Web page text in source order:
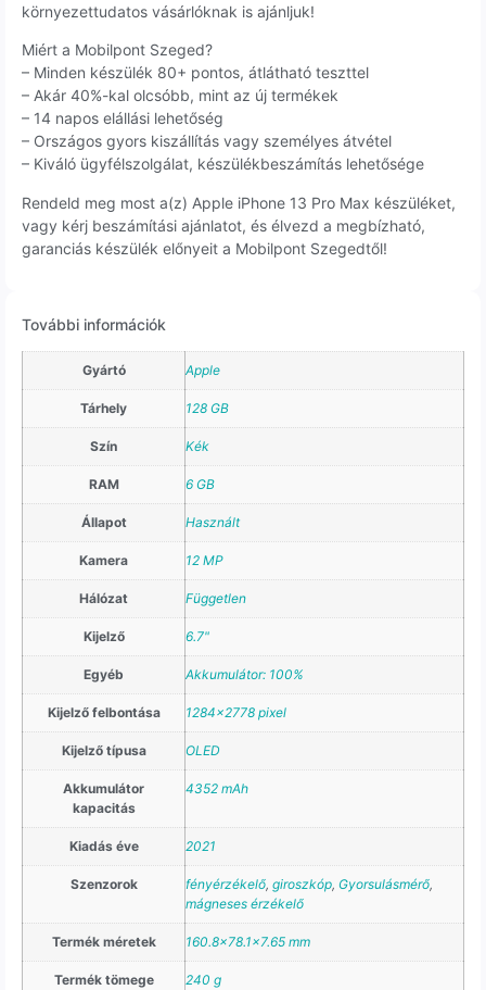
környezettudatos vásárlóknak is ajánljuk!
Miért a Mobilpont Szeged?
– Minden készülék 80+ pontos, átlátható teszttel
– Akár 40%-kal olcsóbb, mint az új termékek
– 14 napos elállási lehetőség
– Országos gyors kiszállítás vagy személyes átvétel
– Kiváló ügyfélszolgálat, készülékbeszámítás lehetősége
Rendeld meg most a(z) Apple iPhone 13 Pro Max készüléket,
vagy kérj beszámítási ajánlatot, és élvezd a megbízható,
garanciás készülék előnyeit a Mobilpont Szegedtől!
További információk
Gyártó Apple
Tárhely 128 GB
Szín Kék
RAM 6 GB
Állapot Használt
Kamera 12 MP
Hálózat Független
Kijelző 6.7"
Egyéb Akkumulátor: 100%
Kijelző felbontása 1284×2778 pixel
Kijelző típusa OLED
Akkumulátor
kapacitás
4352 mAh
Kiadás éve 2021
Szenzorok fényérzékelő, giroszkóp, Gyorsulásmérő,
mágneses érzékelő
Termék méretek 160.8×78.1×7.65 mm
Termék tömege 240 g